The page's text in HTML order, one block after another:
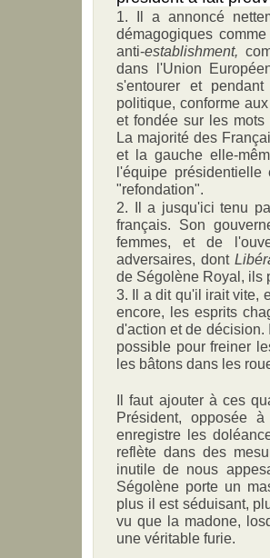
1. Il a annoncé
démagogiques
anti-establishment,
dans l'Union
s'entourer et
politique, conforme
et fondée sur les
La majorité des
et la gauche elle-
l'équipe
"refondation".
2. Il a jusqu'ici tenu
français. Son
femmes, et de
adversaires, dont
de Ségolène Royal, ils
3. Il a dit qu'il irait vite,
encore, les esprits
d'action et de décision.
possible pour freiner
les bâtons dans les
Il faut ajouter à ces
Président, opposée
enregistre les
reflète dans des
inutile de nous
Ségolène porte un
plus il est séduisant,
vu que la madone,
une véritable furie.